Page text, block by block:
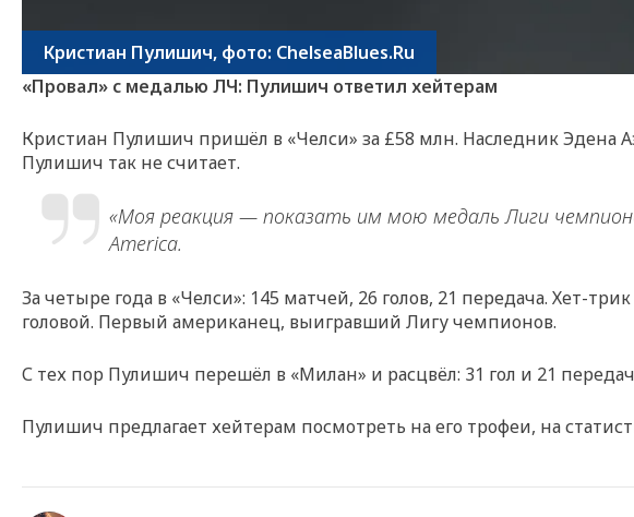
Кристиан Пулишич, фото: ChelseaBlues.Ru
«Провал» с медалью ЛЧ: Пулишич ответил хейтерам
Кристиан Пулишич пришёл в «Челси» за £58 млн. Наследник Эдена
Пулишич так не считает.
«Моя реакция — показать им мою медаль Лиги
America.
За четыре года в «Челси»: 145 матчей, 26 голов, 21 передача. Хет-
головой. Первый американец, выигравший Лигу чемпионов.
С тех пор Пулишич перешёл в «Милан» и расцвёл: 31 гол и 21
Пулишич предлагает хейтерам посмотреть на его трофеи, на